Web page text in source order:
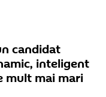
candidat
inteligent
mult mai mari